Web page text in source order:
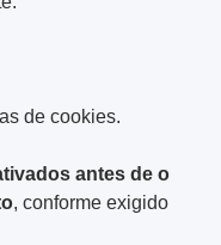
de cookies.
antes de o
, conforme exigido